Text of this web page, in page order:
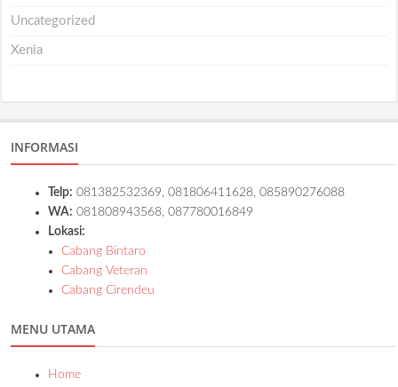
Uncategorized
Xenia
INFORMASI
Telp: 081382532369, 081806411628, 085890276088
WA: 081808943568, 087780016849
Lokasi:
Cabang Bintaro
Cabang Veteran
Cabang Cirendeu
MENU UTAMA
Home